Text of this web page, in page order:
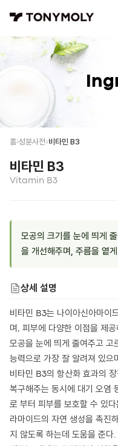
홈 성분사전 비타민 B3
비타민 B3
Vitamin B3
모공의 크기를 눈에 띄게
을 개선해주며, 주름을 옅
상세 설명
비타민 B3는 나이아신아마이
며, 피부에 다양한 이점을 제
모공을 눈에 띄게 줄여주고 고
능력으로 가장 잘 알려져 있으
비타민 B3의 항산화 효과의
복구해주는 동시에 대기 오염
로 부터 피부를 보호할 수 있
라마이드의 자연 생성을 촉진
지 않도록 하는데 도움을 준다